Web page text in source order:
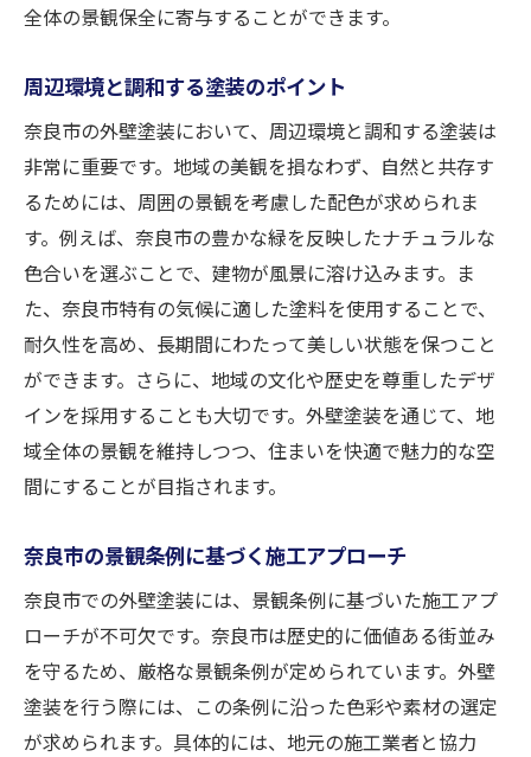
全体の景観保全に寄与することができます。
周辺環境と調和する塗装のポイント
奈良市の外壁塗装において、周辺環境と調和する塗装は
非常に重要です。地域の美観を損なわず、自然と共存す
るためには、周囲の景観を考慮した配色が求められま
す。例えば、奈良市の豊かな緑を反映したナチュラルな
色合いを選ぶことで、建物が風景に溶け込みます。ま
た、奈良市特有の気候に適した塗料を使用することで、
耐久性を高め、長期間にわたって美しい状態を保つこと
ができます。さらに、地域の文化や歴史を尊重したデザ
インを採用することも大切です。外壁塗装を通じて、地
域全体の景観を維持しつつ、住まいを快適で魅力的な空
間にすることが目指されます。
奈良市の景観条例に基づく施工アプローチ
奈良市での外壁塗装には、景観条例に基づいた施工アプ
ローチが不可欠です。奈良市は歴史的に価値ある街並み
を守るため、厳格な景観条例が定められています。外壁
塗装を行う際には、この条例に沿った色彩や素材の選定
が求められます。具体的には、地元の施工業者と協力